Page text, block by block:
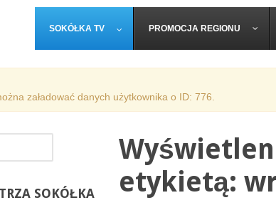
SOKÓŁKA TV PROMOCJA REGIONU
załadować danych użytkownika o ID: 776.
etykietą:
SOKÓŁKA